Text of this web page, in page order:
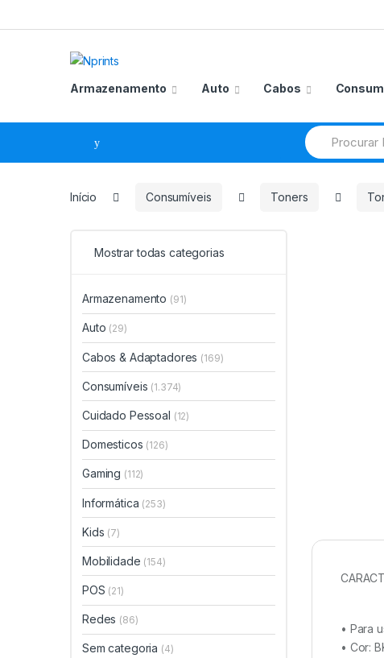
para
para
Armazenamento Auto Cabos
Procurar
por:
Início Consumíveis Toners
• Para
• Cor:
Mostrar todas categorias
Armazenamento (91)
Auto (29)
Cabos & Adaptadores (169)
Consumíveis (1.374)
Cuidado Pessoal (12)
Domesticos (126)
Gaming (112)
Informática (253)
Kids (7)
Mobilidade (154)
POS (21)
Redes (86)
Sem categoria (4)